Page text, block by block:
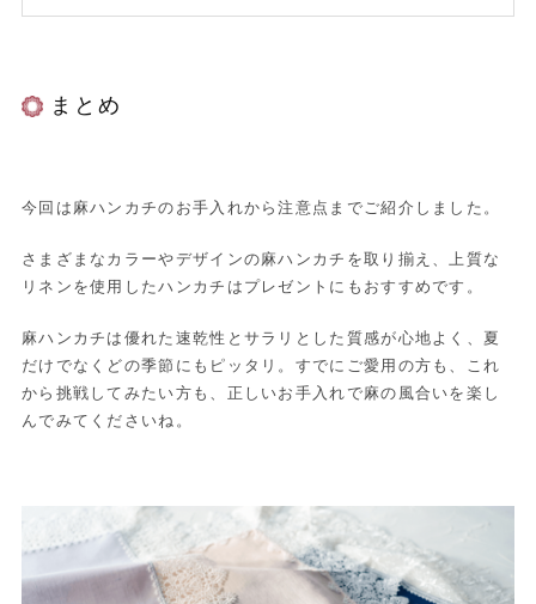
まとめ
今回は麻ハンカチのお手入れから注意点までご紹介しました。
さまざまなカラーやデザインの麻ハンカチを取り揃え、上質な
リネンを使用したハンカチはプレゼントにもおすすめです。
麻ハンカチは優れた速乾性とサラリとした質感が心地よく、夏
だけでなくどの季節にもピッタリ。すでにご愛用の方も、これ
から挑戦してみたい方も、正しいお手入れで麻の風合いを楽し
んでみてくださいね。